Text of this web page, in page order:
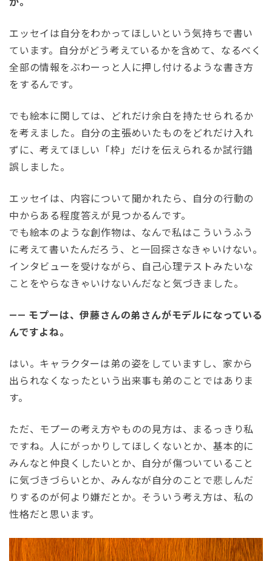
か。
エッセイは自分をわかってほしいという気持ちで書い
ています。自分がどう考えているかを含めて、なるべく
全部の情報をぶわーっと人に押し付けるような書き方
をするんです。
でも絵本に関しては、どれだけ余白を持たせられるか
を考えました。自分の主張めいたものをどれだけ入れ
ずに、考えてほしい「枠」だけを伝えられるか試行錯
誤しました。
エッセイは、内容について聞かれたら、自分の行動の
中からある程度答えが見つかるんです。
でも絵本のような創作物は、なんで私はこういうふう
に考えて書いたんだろう、と一回探さなきゃいけない。
インタビューを受けながら、自己心理テストみたいな
ことをやらなきゃいけないんだなと気づきました。
—— モプーは、伊藤さんの弟さんがモデルになっている
んですよね。
はい。キャラクターは弟の姿をしていますし、家から
出られなくなったという出来事も弟のことではありま
す。
ただ、モプーの考え方やものの見方は、まるっきり私
ですね。人にがっかりしてほしくないとか、基本的に
みんなと仲良くしたいとか、自分が傷ついていること
に気づきづらいとか、みんなが自分のことで悲しんだ
りするのが何より嫌だとか。そういう考え方は、私の
性格だと思います。